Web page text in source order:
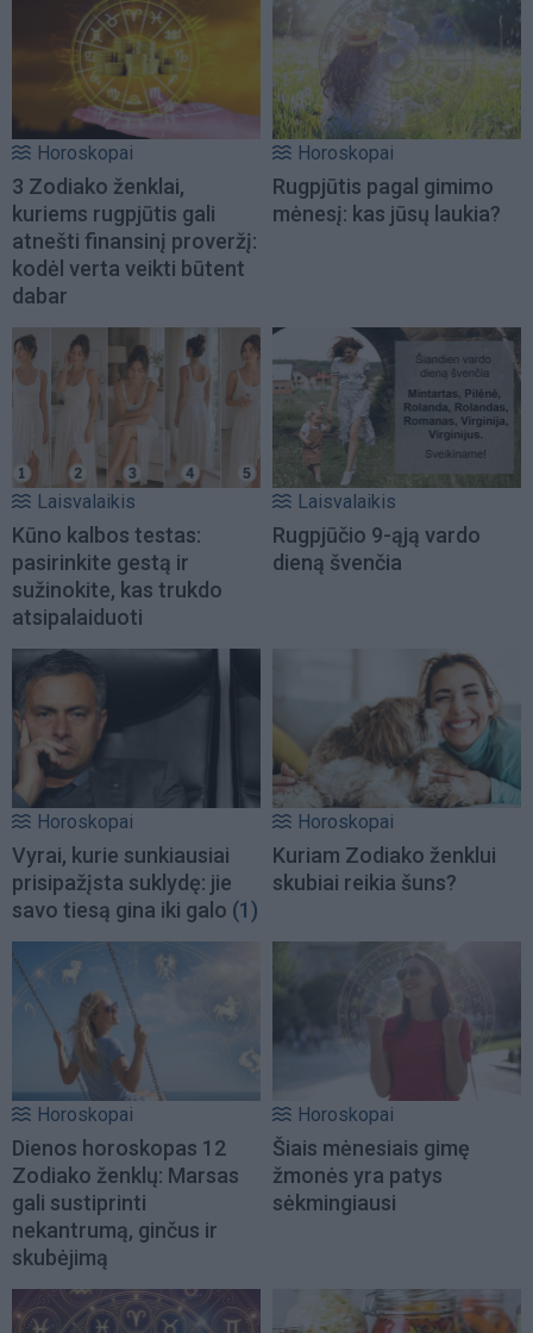
Horoskopai
3 Zodiako ženklai,
kuriems rugpjūtis gali
atnešti finansinį proveržį:
kodėl verta veikti būtent
dabar
Horoskopai
Rugpjūtis pagal gimimo
mėnesį: kas jūsų laukia?
Laisvalaikis
Kūno kalbos testas:
pasirinkite gestą ir
sužinokite, kas trukdo
atsipalaiduoti
Laisvalaikis
Rugpjūčio 9-ąją vardo
dieną švenčia
Horoskopai
Vyrai, kurie sunkiausiai
prisipažįsta suklydę: jie
savo tiesą gina iki galo (1)
Horoskopai
Kuriam Zodiako ženklui
skubiai reikia šuns?
Horoskopai
Dienos horoskopas 12
Zodiako ženklų: Marsas
gali sustiprinti
nekantrumą, ginčus ir
skubėjimą
Horoskopai
Šiais mėnesiais gimę
žmonės yra patys
sėkmingiausi